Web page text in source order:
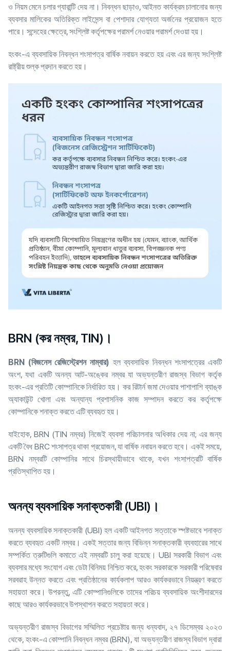
ও নিয়ম মেনে চলার গ্যারান্টি দেয় না। নিবন্ধন ছাড়াও, আইনত কার্যক্রম চালানোর জন্য
ব্যবসার মালিকের অতিরিক্ত লাইসেন্স বা পেশাদার যোগ্যতা অর্জনের প্রয়োজন হতে
পারে। সন্দেহের ক্ষেত্রে, সংশ্লিষ্ট কর্তৃপক্ষের পরামর্শ নেওয়ার পরামর্শ দেওয়া হয়।
হংকং-এ ব্যবসায়িক নিবন্ধন শংসাপত্র বার্ষিক নবায়ন করতে হয় এবং এর জন্য সংশ্লিষ্ট
রাষ্ট্রীয় শুল্ক প্রদান করতে হয়।
BRN (কর নম্বর, TIN)।
BRN (বিজনেস রেজিস্ট্রেশন নাম্বার) হল ব্যবসায়িক নিবন্ধন শংসাপত্রের একটি
অংশ, যথা একটি অনন্য আট-অঙ্কের নম্বর যা অভ্যন্তরীণ রাজস্ব বিভাগ কর্তৃক
হংকং-এর প্রতিটি কোম্পানিকে নির্ধারিত হয়। কর রিটার্ন জমা দেওয়ার পাশাপাশি ব্যাঙ্ক
অ্যাকাউন্ট খোলা এবং অন্যান্য প্রশাসনিক কাজ সম্পাদন করতে কর কর্তৃপক্ষে
কোম্পানিকে শনাক্ত করতে এটি ব্যবহৃত হয়।
যাইহোক, BRN (TIN নম্বর) নিজেই ব্যবসা পরিচালনার অধিকার দেয় না; এর জন্য
একটি বৈধ BRC শংসাপত্র থাকা প্রয়োজন, যা বার্ষিক নবায়ন করতে হবে। একই সময়ে,
BRN নম্বরটি কোম্পানির সাথে চিরস্থায়ীভাবে থাকে, যখন শংসাপত্রটি বার্ষিক
প্রতিস্থাপিত হয়।
অনন্য ব্যবসায়িক সনাক্তকারী (UBI)।
অনন্য ব্যবসায়িক সনাক্তকারী (UBI) হল একটি আইনগত সত্তাকে স্পষ্টভাবে শনাক্ত
করতে ব্যবহৃত একটি নম্বর। একই সত্তার জন্য বিভিন্ন সনাক্তকারী ব্যবহারের সাথে
সম্পর্কিত ত্রুটিগুলি কমাতে এই নম্বরটি চালু করা হয়েছে। UBI সরকারী বিভাগ এবং
ব্যবসার মধ্যে সংযোগ এবং ডেটা বিনিময় নিশ্চিত করে, হংকং সরকারকে সরকারী পরিষেবার
সরবরাহ উন্নত করতে এবং প্রতিষ্ঠানের কার্যকলাপ আরও কার্যকরভাবে নিয়ন্ত্রণ করতে
সহায়তা করে। উপরন্তু, এটি কোম্পানিগুলিকে তাদের পরিচয় ব্যবসায়িক অংশীদারদের
কাছে আরও কার্যকরভাবে উপস্থাপন করতে সহায়তা করে।
অভ্যন্তরীণ রাজস্ব বিভাগের সম্মিলিত প্রচেষ্টার জন্য ধন্যবাদ, ২৭ ডিসেম্বর ২০২৩
থেকে, হংকং-এ কোম্পানি নিবন্ধন নম্বর (BRN), যা অভ্যন্তরীণ রাজস্ব বিভাগ দ্বারা